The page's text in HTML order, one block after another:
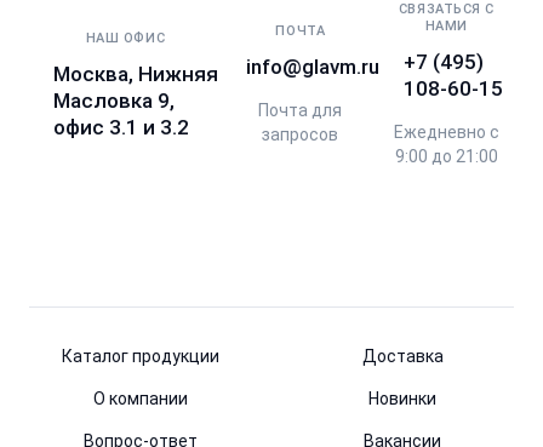
НАШ ОФИС
Москва, Нижняя
Масловка 9,
офис 3.1 и 3.2
ПОЧТА
info@glavm.ru
Почта для
запросов
СВЯЗАТЬСЯ С
НАМИ
+7 (495)
108-60-15
Ежедневно с
9:00 до 21:00
Каталог продукции Доставка
О компании Новинки
Вопрос-ответ Вакансии